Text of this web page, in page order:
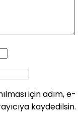
için adım, e-
kaydedilsin.